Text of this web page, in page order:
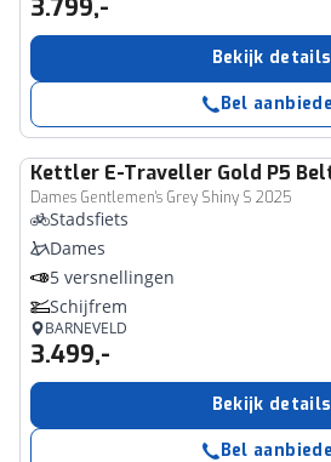
3.799,-
Bekijk details
Bel
Kettler E-Traveller Gold P5
Dames Gentlemen's Grey Shiny S 2025
Stadsfiets
Dames
5 versnellingen
Schijfrem
BARNEVELD
3.499,-
Bekijk details
Bel